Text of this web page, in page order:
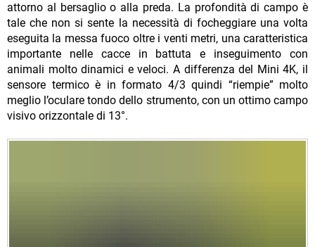
attorno al bersaglio o alla preda. La profondità di campo è
tale che non si sente la necessità di focheggiare una volta
eseguita la messa fuoco oltre i venti metri, una caratteristica
importante nelle cacce in battuta e inseguimento con
animali molto dinamici e veloci. A differenza del Mini 4K, il
sensore termico è in formato 4/3 quindi “riempie” molto
meglio l’oculare tondo dello strumento, con un ottimo campo
visivo orizzontale di 13°.